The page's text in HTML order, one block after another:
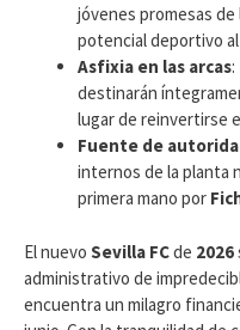
jóvenes promesas
potencial deportivo
Asfixia en las arcas
destinarán
lugar de reinvertirse
Fuente de
internos de la planta
primera mano por
​El nuevo Sevilla FCde 2026
administrativo de
encuentra un milagro